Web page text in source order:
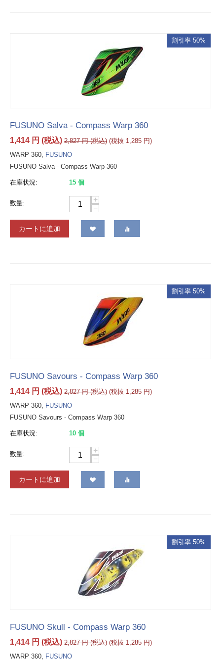
割引率 50%
FUSUNO Salva - Compass Warp 360
1,414 円 (税込) 2,827 円(税込) (税抜 1,285 円)
WARP 360, FUSUNO
FUSUNO Salva - Compass Warp 360
在庫状況: 15 個
数量:
+
−
カートに追加
割引率 50%
FUSUNO Savours - Compass Warp 360
1,414 円 (税込) 2,827 円(税込) (税抜 1,285 円)
WARP 360, FUSUNO
FUSUNO Savours - Compass Warp 360
在庫状況: 10 個
数量:
+
−
カートに追加
割引率 50%
FUSUNO Skull - Compass Warp 360
1,414 円 (税込) 2,827 円(税込) (税抜 1,285 円)
WARP 360, FUSUNO